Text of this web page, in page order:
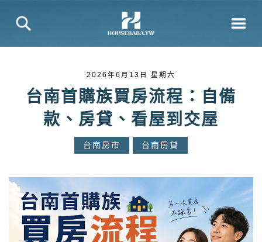
2026年6月13日 星期六
台南首購族買房流程：自備
款、房貸、看屋到交屋
台南房市 台南房貸